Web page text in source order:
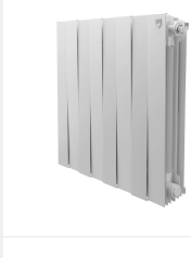
отзывами
характеристиками,
стоимость.
Для того чтобы
достаточно
связаться с